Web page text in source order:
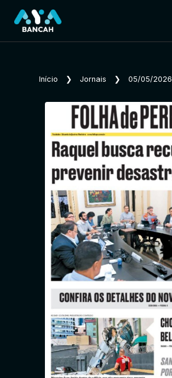
Início ❯ Jornais ❯ 05/05/2026